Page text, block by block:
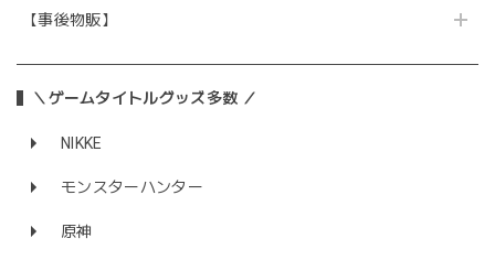
【事後物販】
＼ゲームタイトルグッズ多数 ／
NIKKE
モンスターハンター
原神